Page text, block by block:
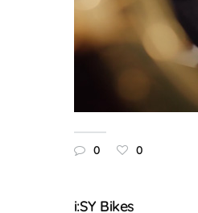
0 0
i:SY Bikes